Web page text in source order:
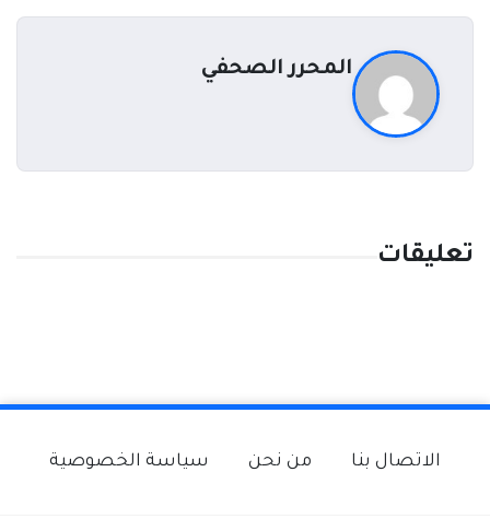
المحرر الصحفي
تعليقات
الاتصال بنا من نحن سياسة الخصوصية